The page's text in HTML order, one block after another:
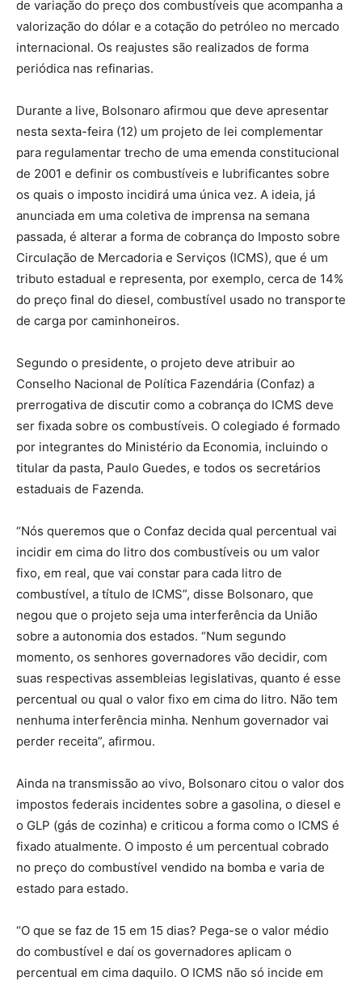
de variação do preço dos combustíveis que acompanha a
valorização do dólar e a cotação do petróleo no mercado
internacional. Os reajustes são realizados de forma
periódica nas refinarias.
Durante a live, Bolsonaro afirmou que deve apresentar
nesta sexta-feira (12) um projeto de lei complementar
para regulamentar trecho de uma emenda constitucional
de 2001 e definir os combustíveis e lubrificantes sobre
os quais o imposto incidirá uma única vez. A ideia, já
anunciada em uma coletiva de imprensa na semana
passada, é alterar a forma de cobrança do Imposto sobre
Circulação de Mercadoria e Serviços (ICMS), que é um
tributo estadual e representa, por exemplo, cerca de 14%
do preço final do diesel, combustível usado no transporte
de carga por caminhoneiros.
Segundo o presidente, o projeto deve atribuir ao
Conselho Nacional de Política Fazendária (Confaz) a
prerrogativa de discutir como a cobrança do ICMS deve
ser fixada sobre os combustíveis. O colegiado é formado
por integrantes do Ministério da Economia, incluindo o
titular da pasta, Paulo Guedes, e todos os secretários
estaduais de Fazenda.
“Nós queremos que o Confaz decida qual percentual vai
incidir em cima do litro dos combustíveis ou um valor
fixo, em real, que vai constar para cada litro de
combustível, a título de ICMS”, disse Bolsonaro, que
negou que o projeto seja uma interferência da União
sobre a autonomia dos estados. “Num segundo
momento, os senhores governadores vão decidir, com
suas respectivas assembleias legislativas, quanto é esse
percentual ou qual o valor fixo em cima do litro. Não tem
nenhuma interferência minha. Nenhum governador vai
perder receita”, afirmou.
Ainda na transmissão ao vivo, Bolsonaro citou o valor dos
impostos federais incidentes sobre a gasolina, o diesel e
o GLP (gás de cozinha) e criticou a forma como o ICMS é
fixado atualmente. O imposto é um percentual cobrado
no preço do combustível vendido na bomba e varia de
estado para estado.
“O que se faz de 15 em 15 dias? Pega-se o valor médio
do combustível e daí os governadores aplicam o
percentual em cima daquilo. O ICMS não só incide em